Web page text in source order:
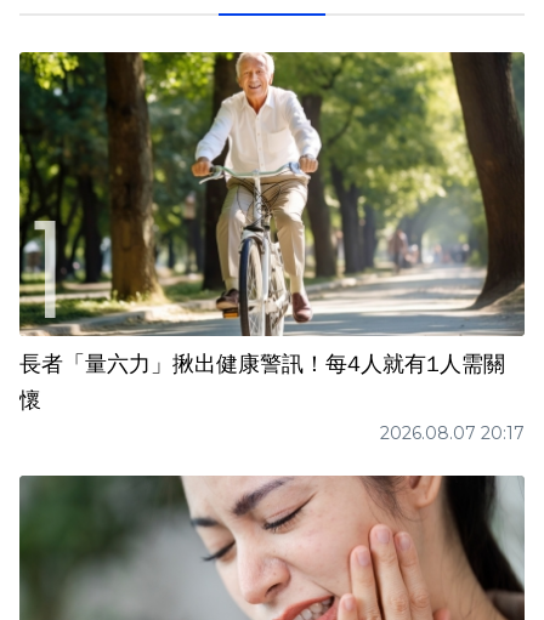
長者「量六力」揪出健康警訊！每4人就有1人需關
懷
2026.08.07 20:17